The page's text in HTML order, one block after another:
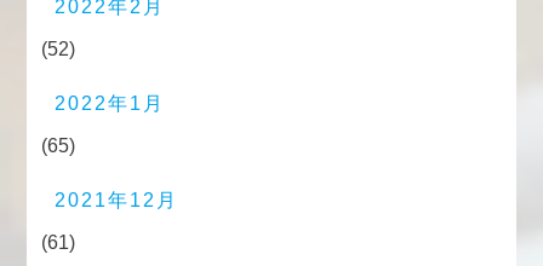
2022年2月
(52)
2022年1月
(65)
2021年12月
(61)